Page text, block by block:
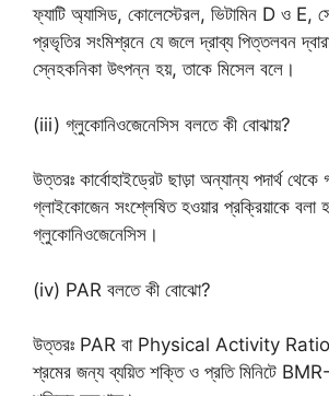
ফ্যাটি অ্যাসিড, কোলেস্টেরল, ভিটামিন D ও E,
প্রভৃতির সংমিশ্রনে যে জলে দ্রাব্য পিত্তলবন
স্নেহকনিকা উৎপন্ন হয়, তাকে মিসেল বলে।
(iii) গ্লুকোনিওজেনেসিস বলতে কী বোঝায়?
উত্তরঃ কার্বোহাইড্রেট ছাড়া অন্যান্য পদার্থ
গ্লাইকোজেন সংশ্লেষিত হওয়ার প্রক্রিয়াকে বলা
গ্লুকোনিওজেনেসিস।
(iv) PAR বলতে কী বোঝো?
উত্তরঃ PAR বা Physical Activity Ratio
শ্রমের জন্য ব্যয়িত শক্তি ও প্রতি মিনিটে